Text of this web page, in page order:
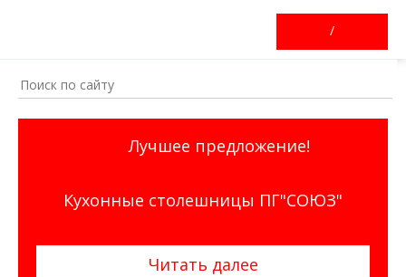
/
Лучшее предложение!
Кухонные столешницы ПГ"СОЮЗ"
Читать далее